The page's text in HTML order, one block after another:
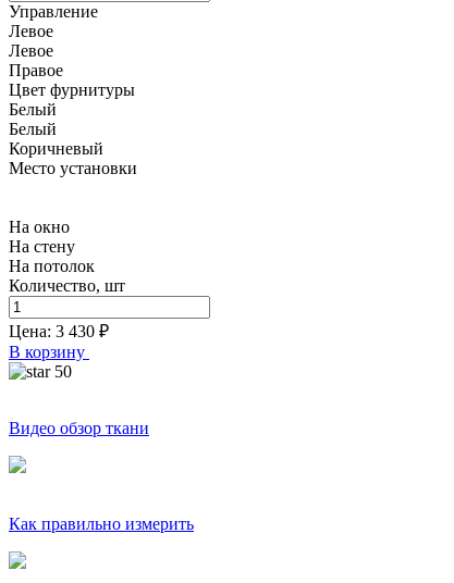
Управление
Левое
Левое
Правое
Цвет фурнитуры
Белый
Белый
Коричневый
Место установки
На окно
На стену
На потолок
Количество, шт
Цена: 3 430 ₽
В корзину
50
Видео обзор ткани
Как правильно измерить